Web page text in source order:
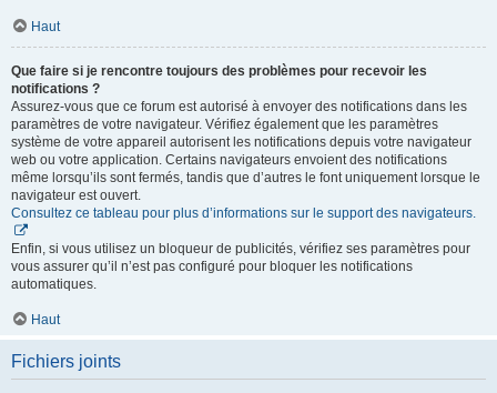
Haut
Que faire si je rencontre toujours des problèmes pour recevoir les
notifications ?
Assurez-vous que ce forum est autorisé à envoyer des notifications dans les
paramètres de votre navigateur. Vérifiez également que les paramètres
système de votre appareil autorisent les notifications depuis votre navigateur
web ou votre application. Certains navigateurs envoient des notifications
même lorsqu’ils sont fermés, tandis que d’autres le font uniquement lorsque le
navigateur est ouvert.
Consultez ce tableau pour plus d’informations sur le support des navigateurs.
Enfin, si vous utilisez un bloqueur de publicités, vérifiez ses paramètres pour
vous assurer qu’il n’est pas configuré pour bloquer les notifications
automatiques.
Haut
Fichiers joints